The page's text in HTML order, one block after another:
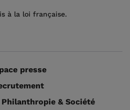
à la loi française.
presse
& Société